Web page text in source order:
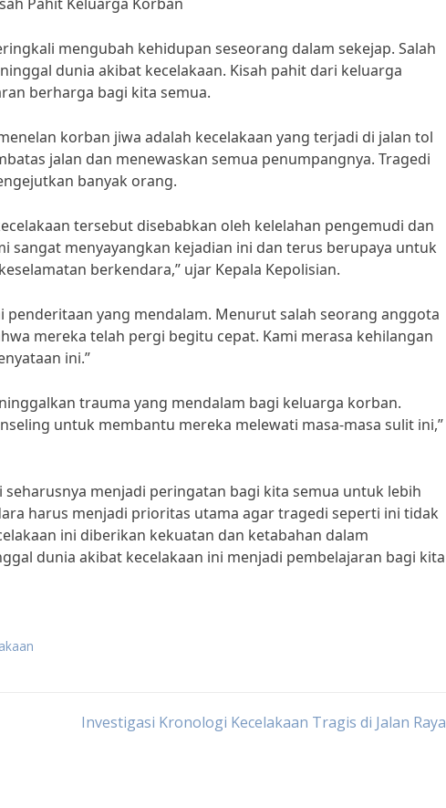
mengubah kehidupan seseorang dalam sekejap. Salah
dunia akibat kecelakaan. Kisah pahit dari keluarga
berharga bagi kita semua.
korban jiwa adalah kecelakaan yang terjadi di jalan tol
jalan dan menewaskan semua penumpangnya. Tragedi
banyak orang.
tersebut disebabkan oleh kelelahan pengemudi dan
sangat menyayangkan kejadian ini dan terus berupaya untuk
berkendara,” ujar Kepala Kepolisian.
yang mendalam. Menurut salah seorang anggota
mereka telah pergi begitu cepat. Kami merasa kehilangan
ini.”
trauma yang mendalam bagi keluarga korban.
untuk membantu mereka melewati masa-masa sulit ini,”
menjadi peringatan bagi kita semua untuk lebih
harus menjadi prioritas utama agar tragedi seperti ini tidak
ini diberikan kekuatan dan ketabahan dalam
dunia akibat kecelakaan ini menjadi pembelajaran bagi kita
Investigasi Kronologi Kecelakaan Tragis di Jalan Raya